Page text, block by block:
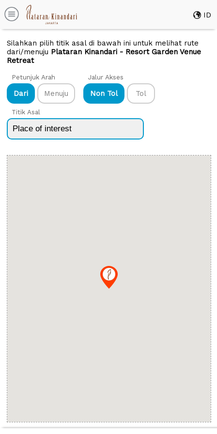
ID
Silahkan pilih titik asal di bawah ini untuk melihat rute
dari/menuju Plataran Kinandari - Resort Garden Venue
Retreat
Petunjuk Arah
Dari Menuju
Jalur Akses
Non Tol Tol
Titik Asal